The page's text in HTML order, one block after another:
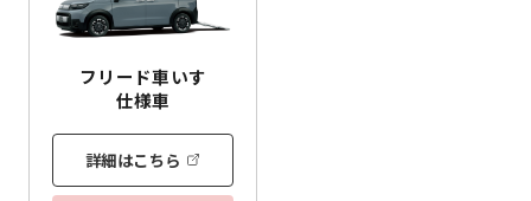
フリード車いす
仕様車
詳細はこちら